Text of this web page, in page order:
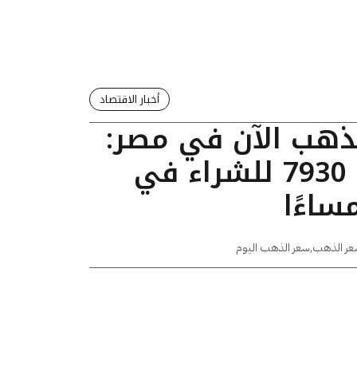
أخبار الاقتصاد
الآن في مصر:
عيار 24 يسجل 7930 للشراء في
الذهب,سعر الذهب اليوم